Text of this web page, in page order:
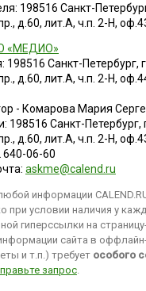
198516 Санкт-
д.60, лит.А, ч.п. 2-Н,
«МЕДИО»
198516 Санкт-Петербург,
д.60, лит.А, ч.п. 2-Н,
- Комарова Мария
198516 Санкт-Петербург,
д.60, лит.А, ч.п. 2-Н,
640-06-60
askme@calend.ru
информации
при условии наличия у
гиперссылки на
сайта в
и т.п.) требует особого
запрос.